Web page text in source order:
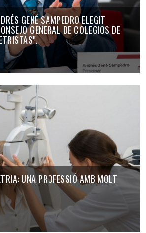
GENÉ SAMPEDRO ELEGIT
GENERAL DE COLEGIOS DE
UNA PROFESSIÓ AMB MOLT